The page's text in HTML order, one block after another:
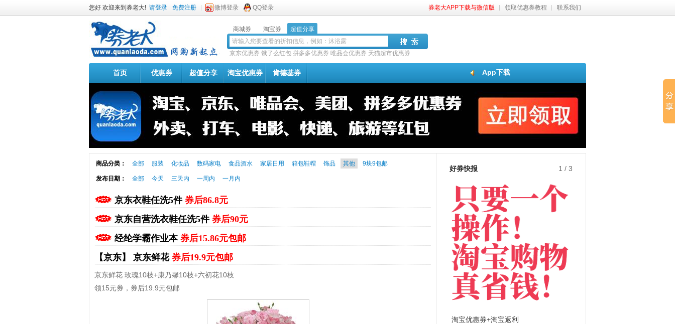
您好 欢迎来到券老大! 请登录 免费注册 微博登录 QQ登录 券老大APP下载与微信版 领取优惠券教程 联系我们
商城券 淘宝券 超值分享
京东优惠券 饿了么红包 拼多多优惠券 唯品会优惠券 天猫超市优惠券
App下载
首页 优惠券 超值分享 淘宝优惠券 肯德基券
商品分类： 全部 服装 化妆品 数码家电 食品酒水 家居日用 箱包鞋帽 饰品 其他 9块9包邮
发布日期： 全部 今天 三天内 一周内 一月内
京东衣鞋任洗5件 券后86.8元
京东自营洗衣鞋任洗5件 券后90元
经纶学霸作业本 券后15.86元包邮
【京东】 京东鲜花 券后19.9元包邮
京东鲜花 玫瑰10枝+康乃馨10枝+六初花10枝
领15元券，券后19.9元包邮
好券快报 2 / 3
拼多多优惠券+拼多多返利 京东优惠券与京东返利红包！